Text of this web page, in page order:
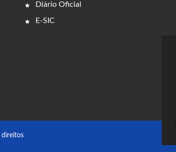
Diário Oficial
E-SIC
direitos